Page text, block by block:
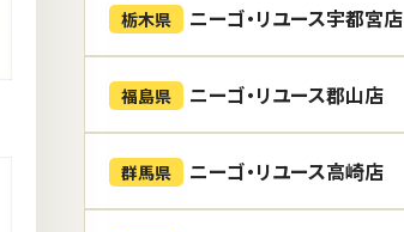
栃木県 ニーゴ・リユース宇都宮店
福島県 ニーゴ・リユース郡山店
群馬県 ニーゴ・リユース高崎店